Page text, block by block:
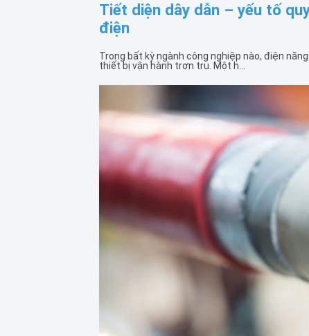
Tiết diện dây dẫn – yếu tố
điện
Trong bất kỳ ngành công nghiệp nào, điện
thiết bị vận hành trơn tru. Một h...